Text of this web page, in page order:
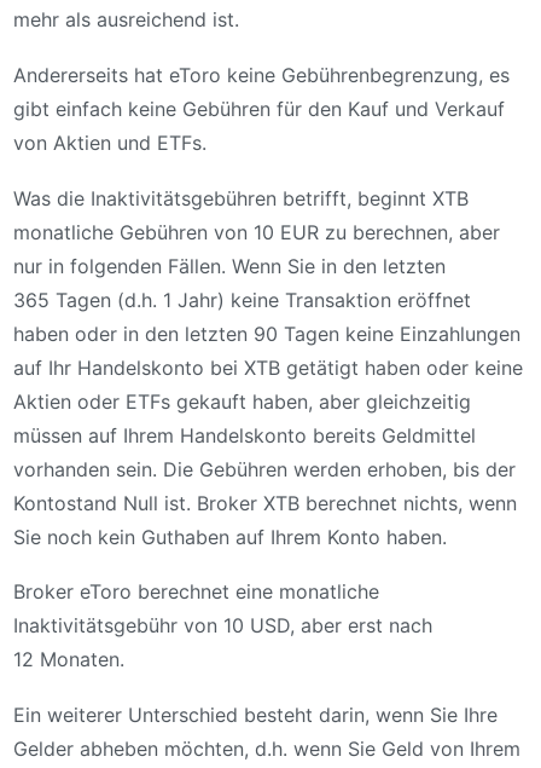
mehr als ausreichend ist.
Andererseits hat eToro keine Gebührenbegrenzung, es
gibt einfach keine Gebühren für den Kauf und Verkauf
von Aktien und ETFs.
Was die Inaktivitätsgebühren betrifft, beginnt XTB
monatliche Gebühren von 10 EUR zu berechnen, aber
nur in folgenden Fällen. Wenn Sie in den letzten
365 Tagen (d.h. 1 Jahr) keine Transaktion eröffnet
haben oder in den letzten 90 Tagen keine Einzahlungen
auf Ihr Handelskonto bei XTB getätigt haben oder keine
Aktien oder ETFs gekauft haben, aber gleichzeitig
müssen auf Ihrem Handelskonto bereits Geldmittel
vorhanden sein. Die Gebühren werden erhoben, bis der
Kontostand Null ist. Broker XTB berechnet nichts, wenn
Sie noch kein Guthaben auf Ihrem Konto haben.
Broker eToro berechnet eine monatliche
Inaktivitätsgebühr von 10 USD, aber erst nach
12 Monaten.
Ein weiterer Unterschied besteht darin, wenn Sie Ihre
Gelder abheben möchten, d.h. wenn Sie Geld von Ihrem